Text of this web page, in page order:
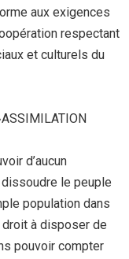
aux exigences
respectant
et culturels du
d’aucun
dissoudre le peuple
population dans
à disposer de
pouvoir compter